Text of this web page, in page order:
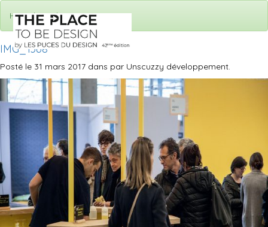
Hey ! Il y a des Posts !
IMG_1368
Posté le 31 mars 2017 dans par Unscuzzy développement.